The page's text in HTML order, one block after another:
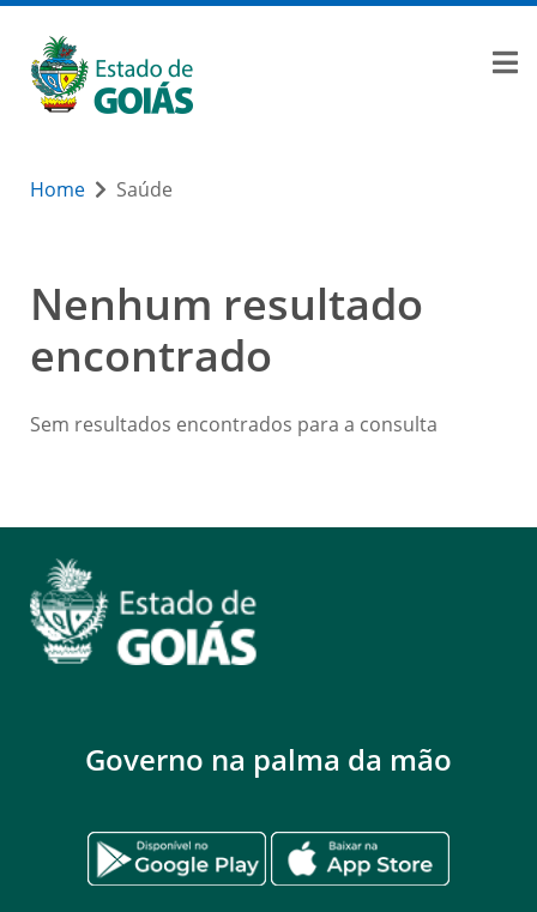
Home Saúde
Nenhum resultado
encontrado
Sem resultados encontrados para a consulta
Governo na palma da mão